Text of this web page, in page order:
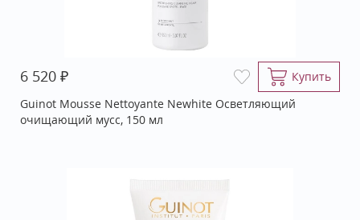
6 520 ₽
Купить
Guinot Mousse Nettoyante Newhite Осветляющий
очищающий мусс, 150 мл